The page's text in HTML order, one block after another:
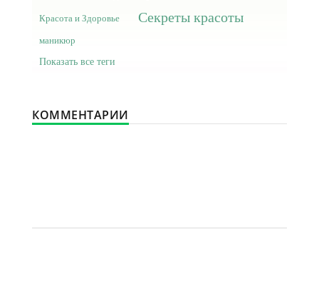
Красота и Здоровье Секреты красоты
маникюр
Показать все теги
КОММЕНТАРИИ